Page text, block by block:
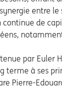
entre le
de
par Euler
terme à ses
Pierre-